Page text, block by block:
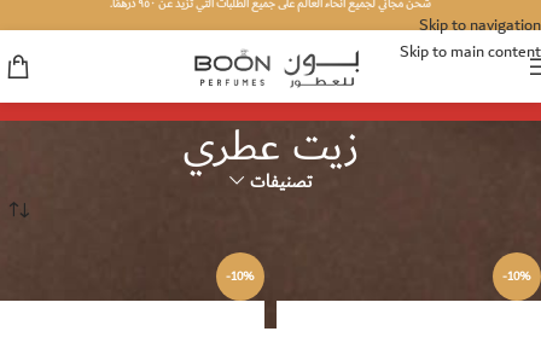
Skip to navigation
Skip to main content
زيت عطري
تصنيفات
-10%
-10%